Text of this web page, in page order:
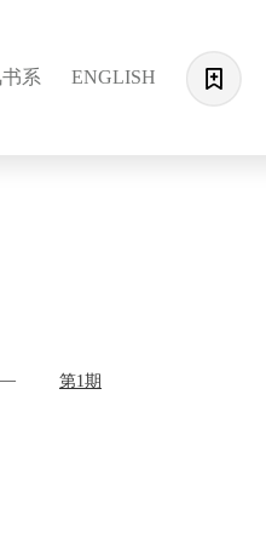
系 ENGLISH
第1期